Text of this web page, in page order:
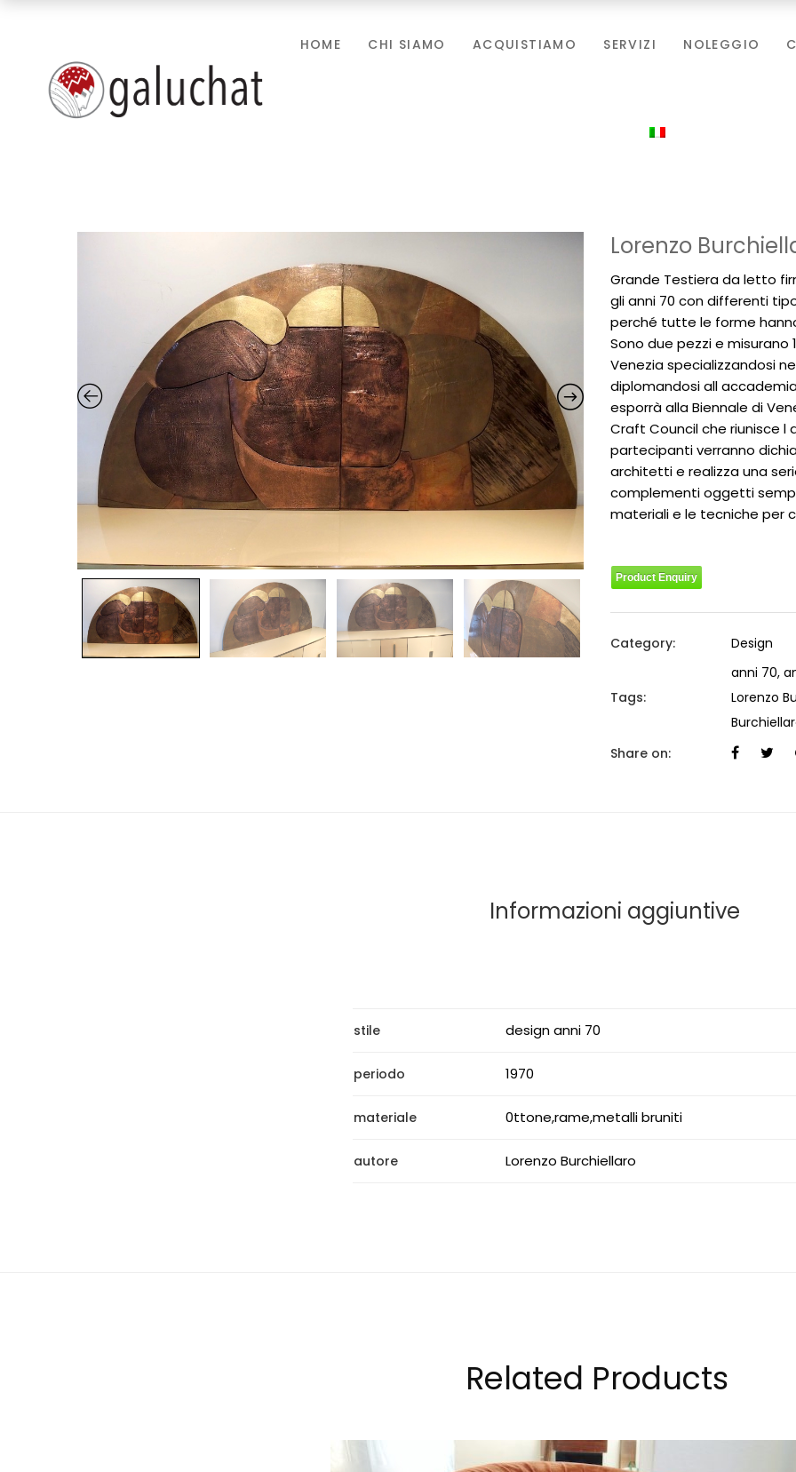
HOME CHI SIAMO ACQUISTIAMO SERVIZI NOLEGGIO
Lorenzo
Grande Testiera da letto
gli anni 70 con differenti
perché tutte le forme
Sono due pezzi e misurano
Venezia specializzandosi
diplomandosi all
esporrà alla Biennale di
Craft Council che riunisce l
partecipanti verranno
architetti e realizza una
complementi oggetti
materiali e le tecniche per
Product Enquiry
Category: Design
Tags:
anni 70,
Lorenzo
Share on:
Informazioni aggiuntive
stile design anni 70
periodo 1970
materiale 0ttone,rame,metalli bruniti
autore Lorenzo Burchiellaro
Related Products